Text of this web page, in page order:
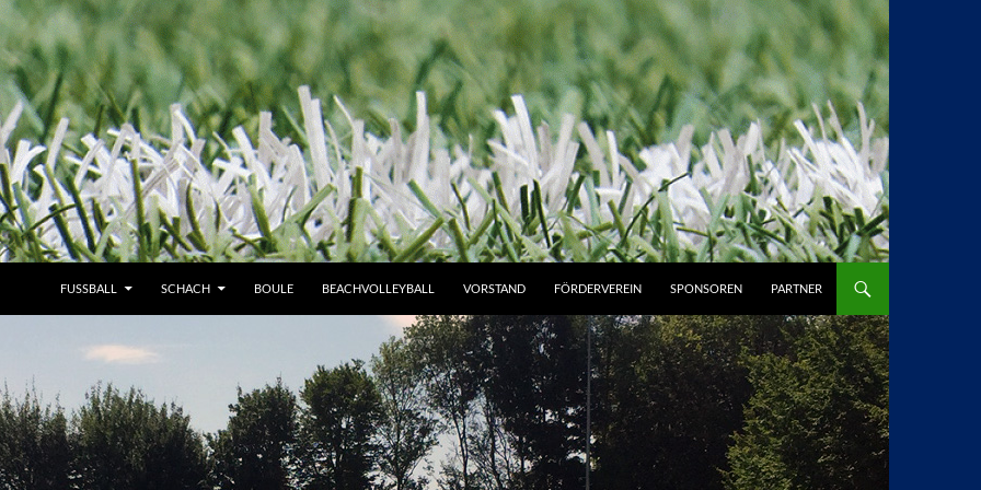
FUSSBALL SCHACH BOULE BEACHVOLLEYBALL VORSTAND FÖRDERVEREIN SPONSOREN PARTNER